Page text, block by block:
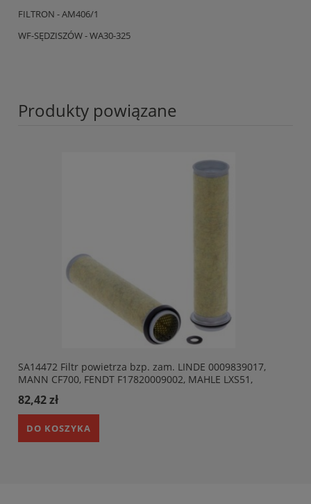
FILTRON - AM406/1
WF-SĘDZISZÓW - WA30-325
Produkty powiązane
SA14472 Filtr powietrza bzp. zam. LINDE 0009839017,
MANN CF700, FENDT F17820009002, MAHLE LXS51,
82,42 zł
DO KOSZYKA